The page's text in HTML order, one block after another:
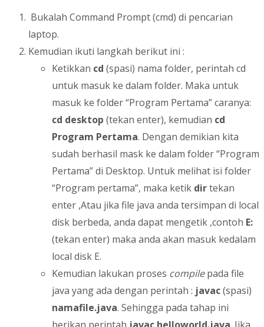
Bukalah Command Prompt (cmd) di pencarian
laptop.
Kemudian ikuti langkah berikut ini :
Ketikkan cd (spasi) nama folder, perintah cd
untuk masuk ke dalam folder. Maka untuk
masuk ke folder “Program Pertama” caranya:
cd desktop (tekan enter), kemudian cd
Program Pertama. Dengan demikian kita
sudah berhasil mask ke dalam folder “Program
Pertama” di Desktop. Untuk melihat isi folder
“Program pertama”, maka ketik dirtekan
enter ,Atau jika file java anda tersimpan di local
disk berbeda, anda dapat mengetik ,contoh E:
(tekan enter) maka anda akan masuk kedalam
local disk E.
Kemudian lakukan proses compilepada file
java yang ada dengan perintah : javac(spasi)
namafile.java. Sehingga pada tahap ini